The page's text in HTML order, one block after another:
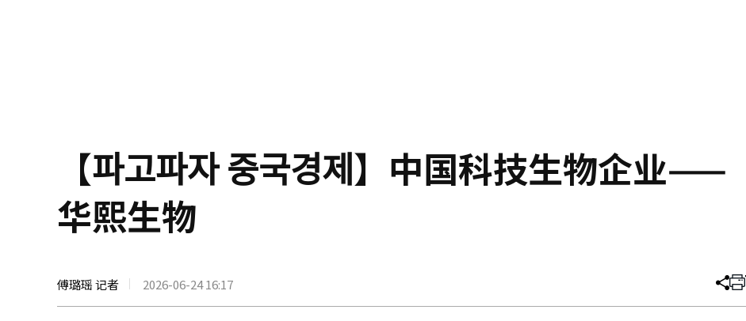
【파고파자 중국경제】中国科技生物企业——
华熙生物
傅璐瑶 记者 2026-06-24 16:17 分
文
打